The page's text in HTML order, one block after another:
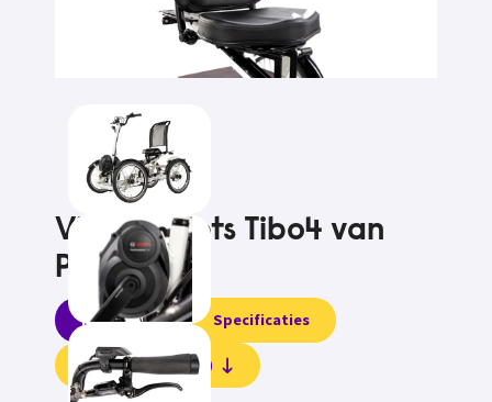
Vierwielfiets Tibo4 van
Pfautech
Informatie Specificaties
Beoordelingen (0)